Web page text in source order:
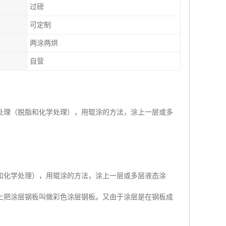
过磅
可定制
两涂两烘
自营
（脱脂和化学处理），用辊涂的方法，涂上一层或多
学处理），用辊涂的方法，涂上一层或多层液态涂
涂层钢板叫做彩色涂层钢板。又由于涂层是在钢板成